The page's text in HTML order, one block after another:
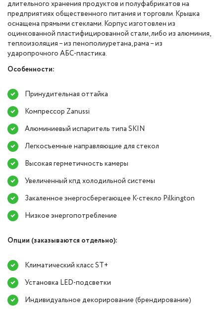
длительного хранения продуктов и полуфабрикатов на
предприятиях общественного питания и торговли. Крышка
оснащена прямыми стеклами. Корпус изготовлен из
оцинкованной пластифицированной стали, либо из алюминия,
теплоизоляция – из пенополиуретана, рама – из
ударопрочного АБС-пластика.
Особенности:
Принудительная оттайка
Компрессор Zanussi
Алюминиевый испаритель типа SKIN
Легкосъемные направляющие для стекол
Высокая герметичность камеры
Увеличенный кпд холодильной системы
Закаленное энергосберегающее K-стекло Pilkington
Низкое энергопотребление
Опции (заказываются отдельно):
Климатический класс ST+
Установка LED-подсветки
Индивидуальное декорирование (брендирование)